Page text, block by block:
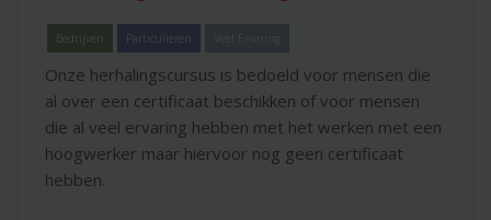
Bedrijven Particulieren Veel Ervaring
Onze herhalingscursus is bedoeld voor mensen die
al over een certificaat beschikken of voor mensen
die al veel ervaring hebben met het werken met een
hoogwerker maar hiervoor nog geen certificaat
hebben.